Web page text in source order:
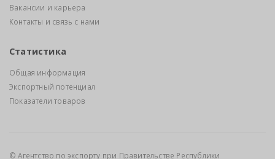
Вакансии и карьера
Контакты и связь с нами
Статистика
Общая информация
Экспортный потенциал
Показатели товаров
© Агентство по экспорту при Правительстве Республики